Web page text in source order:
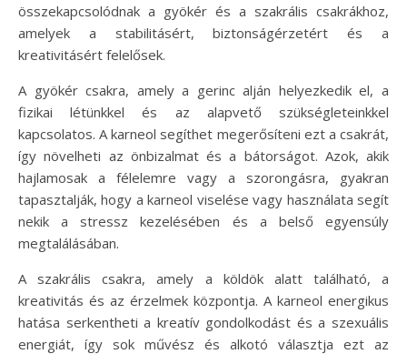
összekapcsolódnak a gyökér és a szakrális csakrákhoz,
amelyek a stabilitásért, biztonságérzetért és a
kreativitásért felelősek.
A gyökér csakra, amely a gerinc alján helyezkedik el, a
fizikai létünkkel és az alapvető szükségleteinkkel
kapcsolatos. A karneol segíthet megerősíteni ezt a csakrát,
így növelheti az önbizalmat és a bátorságot. Azok, akik
hajlamosak a félelemre vagy a szorongásra, gyakran
tapasztalják, hogy a karneol viselése vagy használata segít
nekik a stressz kezelésében és a belső egyensúly
megtalálásában.
A szakrális csakra, amely a köldök alatt található, a
kreativitás és az érzelmek központja. A karneol energikus
hatása serkentheti a kreatív gondolkodást és a szexuális
energiát, így sok művész és alkotó választja ezt az